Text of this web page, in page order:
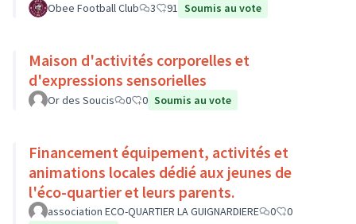
Obee Football Club 3 91 Soumis au vote
Maison d'activités corporelles et
d'expressions sensorielles
Or des Soucis 0 0 Soumis au vote
Financement équipement, activités et
animations locales dédié aux jeunes de
l'éco-quartier et leurs parents.
association ECO-QUARTIER LA GUIGNARDIERE 0 0